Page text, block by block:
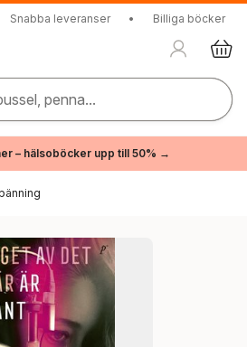
Snabba leveranser • Billiga böcker
penna...
– hälsoböcker upp till 50% →